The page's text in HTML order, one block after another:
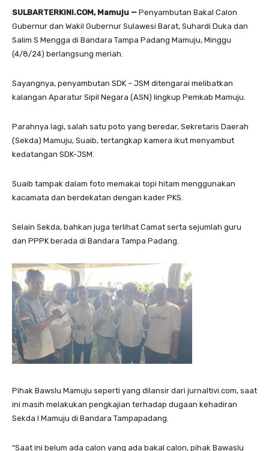
SULBARTERKINI.COM, Mamuju — Penyambutan Bakal Calon
Gubernur dan Wakil Gubernur Sulawesi Barat, Suhardi Duka dan
Salim S Mengga di Bandara Tampa Padang Mamuju, Minggu
(4/8/24) berlangsung meriah.
Sayangnya, penyambutan SDK – JSM ditengarai melibatkan
kalangan Aparatur Sipil Negara (ASN) lingkup Pemkab Mamuju.
Parahnya lagi, salah satu poto yang beredar, Sekretaris Daerah
(Sekda) Mamuju, Suaib, tertangkap kamera ikut menyambut
kedatangan SDK-JSM.
Suaib tampak dalam foto memakai topi hitam menggunakan
kacamata dan berdekatan dengan kader PKS.
Selain Sekda, bahkan juga terlihat Camat serta sejumlah guru
dan PPPK berada di Bandara Tampa Padang.
Pihak Bawslu Mamuju seperti yang dilansir dari jurnaltivi.com, saat
ini masih melakukan pengkajian terhadap dugaan kehadiran
Sekda l Mamuju di Bandara Tampapadang.
“Saat ini belum ada calon yang ada bakal calon, pihak Bawaslu